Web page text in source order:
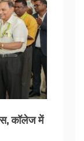
कॉलेज में